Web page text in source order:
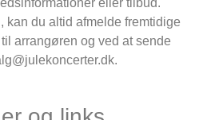
kan du altid afmelde fremtidige
arrangøren og ved at sende